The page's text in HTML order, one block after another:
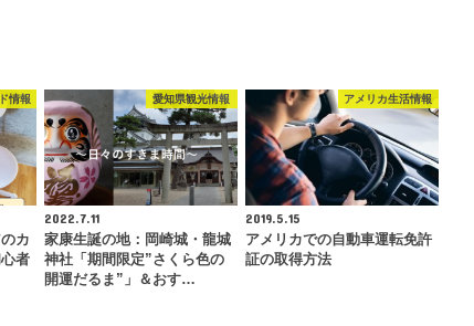
情報
カ
者
愛知県観光情報
2022.7.11
家康生誕の地：岡崎城・龍城
神社「期間限定”さくら色の
開運だるま”」＆おす…
アメリカ生活情報
2019.5.15
アメリカでの自動車運転免許
証の取得方法